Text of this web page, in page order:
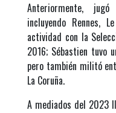
Anteriormente,
incluyendo Rennes, Le
actividad con la
2016; Sébastien tuvo
pero también militó
La Coruña.
A mediados del 2023